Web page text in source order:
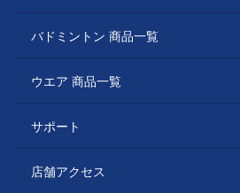
バドミントン 商品一覧
ウエア 商品一覧
サポート
店舗アクセス